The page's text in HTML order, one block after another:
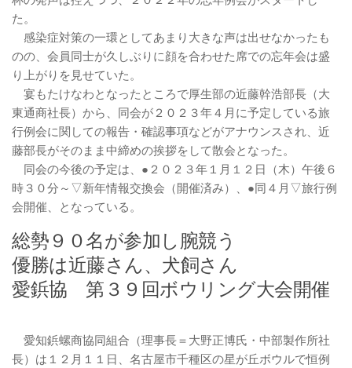
た。
感染症対策の一環としてあまり大きな声は出せなかったも
のの、会員同士が久しぶりに顔を合わせた席での忘年会は盛
り上がりを見せていた。
宴もたけなわとなったところで厚生部の近藤幹浩部長（大
東通商社長）から、同会が２０２３年４月に予定している旅
行例会に関しての報告・確認事項などがアナウンスされ、近
藤部長がそのまま中締めの挨拶をして散会となった。
同会の今後の予定は、●２０２３年１月１２日（木）午後６
時３０分～▽新年情報交換会（開催済み）、●同４月▽旅行例
会開催、となっている。
総勢９０名が参加し腕競う
優勝は近藤さん、犬飼さん
愛鋲協 第３９回ボウリング大会開催
愛知鋲螺商協同組合（理事長＝大野正博氏・中部製作所社
長）は１２月１１日、名古屋市千種区の星が丘ボウルで恒例